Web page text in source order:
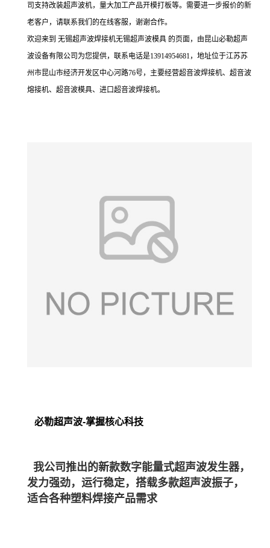
司支持改装超声波机，量大加工产品开模打板等。需要进一步报价的新
老客户，请联系我们的在线客服，谢谢合作。
欢迎来到 无锡超声波焊接机无锡超声波模具 的页面，由昆山必勒超声
波设备有限公司为您提供，联系电话是13914954681，地址位于江苏苏
州市昆山市经济开发区中心河路76号，主要经营超音波焊接机、超音波
熔接机、超音波模具、进口超音波焊接机。
必勒超声波-掌握核心科技
我公司推出的新款数字能量式超声波发生器，
发力强劲，运行稳定，搭载多款超声波振子，
适合各种塑料焊接产品需求